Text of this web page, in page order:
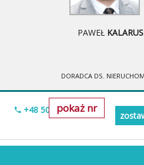
PAWEŁ KALARUS
DORADCA DS.
pokaż nr
+48 500-673-615